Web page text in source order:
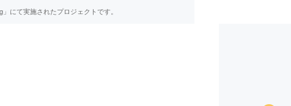
にて実施されたプロジェクトです。